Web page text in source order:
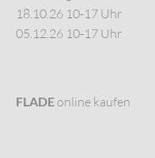
18.10.26 10-17 Uhr
05.12.26 10-17 Uhr
FLADE online kaufen